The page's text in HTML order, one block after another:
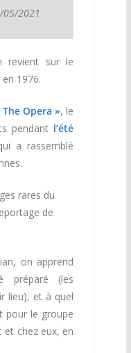
05/2021
revient sur le
en 1976.
Opera », le
pendant l’été
a rassemblé
rares du
de
on apprend
préparé (les
lieu), et à quel
pour le groupe
et chez eux, en